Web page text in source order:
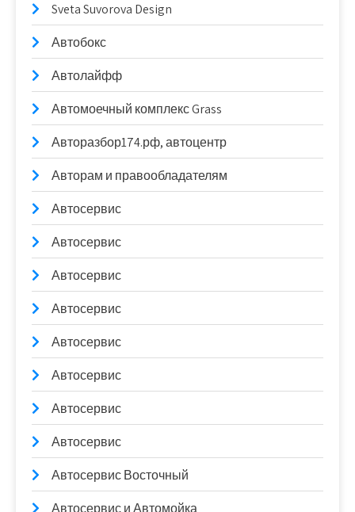
Sveta Suvorova Design
Автобокс
Автолайфф
Автомоечный комплекс Grass
Авторазбор174.рф, автоцентр
Авторам и правообладателям
Автосервис
Автосервис
Автосервис
Автосервис
Автосервис
Автосервис
Автосервис
Автосервис
Автосервис Восточный
Автосервис и Автомойка